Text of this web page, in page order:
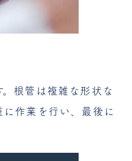
根管は複雑な形状な
作業を行い、最後に